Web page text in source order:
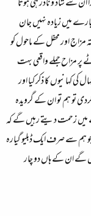
میں زیادہ نہیں جان
اور محفل کے ماحول کو
مزاح جملے واقعی بہت
کہانیوں کا ذکر کیا اور
تو ہم تو ان کے گرویدہ
میں زحمت دیتے رہیں گے کہ
ہم سے صرف ایک ڈبلیو گیارہ
گے ان کے ہاں دو چار